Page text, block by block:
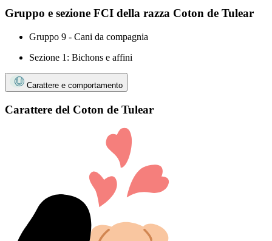
Gruppo e sezione FCI della razza Coton de Tulear
Gruppo 9 - Cani da compagnia
Sezione 1: Bichons e affini
Carattere e comportamento
Carattere del Coton de Tulear